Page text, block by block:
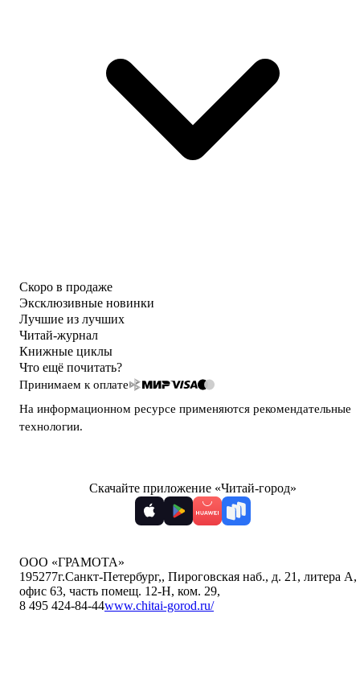
Скоро в продаже
Эксклюзивные новинки
Лучшие из лучших
Читай-журнал
Книжные циклы
Что ещё почитать?
Принимаем к оплате
На информационном ресурсе применяются рекомендательные
технологии.
Скачайте приложение «Читай-город»
ООО «ГРАМОТА»
195277г.Санкт-Петербург,, Пироговская наб., д. 21, литера А,
офис 63, часть помещ. 12-Н, ком. 29,
8 495 424-84-44www.chitai-gorod.ru/